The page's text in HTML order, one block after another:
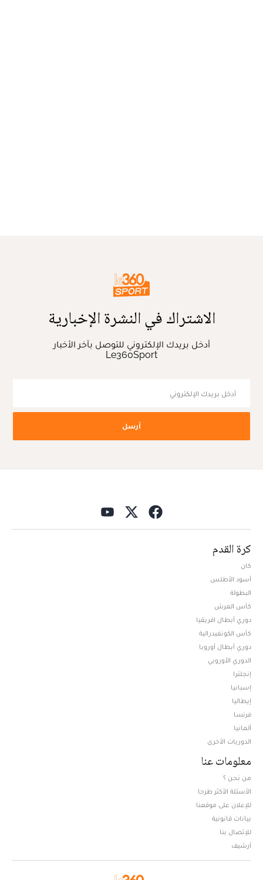
الاشتراك في النشرة الإخبارية
أدخل بريدك الإلكتروني للتوصل بآخر الأخبار
Le360Sport
أرسل
كرة القدم
كان
أسود الأطلس
البطولة
كأس العرش
دوري أبطال افريقيا
كأس الكونفيدرالية
دوري أبطال أوروبا
الدوري الأوروبي
إنجلترا
إسبانيا
إيطاليا
فرنسا
ألمانيا
الدوريات الأخرى
معلومات عنا
من نحن ؟
الأسئلة الأكثر طرحا
للإعلان على موقعنا
بيانات قانونية
للإتصال بنا
أرشيف